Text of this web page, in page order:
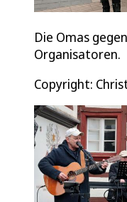
Die Omas
Organisatoren.
Copyright: